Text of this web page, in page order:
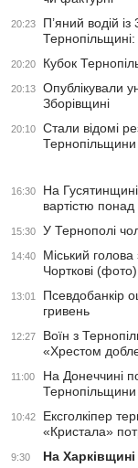
20:23
П’яний водій
20:20 Кубок
20:13
Опублікували
Зборівщині
20:10
Стали відомі
16:30
На
вартістю
15:30 У Тернополі
14:40
Міський голова
Чорткові (фото)
13:01
Псевдобанкір
гривень
12:27
Воїн з
«Хрестом
11:00
На Донеччині
Тернопільщини
10:42
Ексголкіпер
«Кристала»
9:30 На